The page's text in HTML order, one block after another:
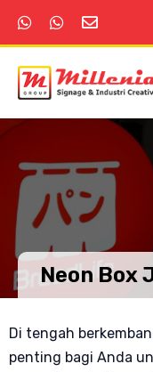
Neon Box
Di tengah
penting bagi Anda